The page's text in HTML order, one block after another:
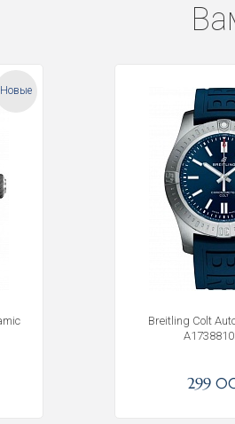
Новые
Breitling Colt
299